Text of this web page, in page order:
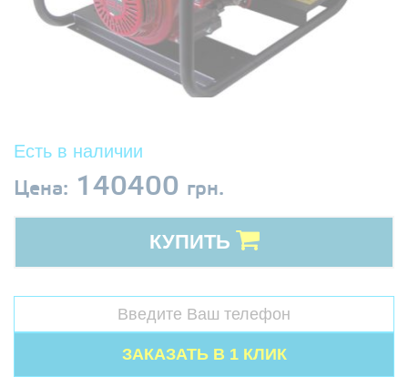
Есть в наличии
Цена: 140400 грн.
КУПИТЬ